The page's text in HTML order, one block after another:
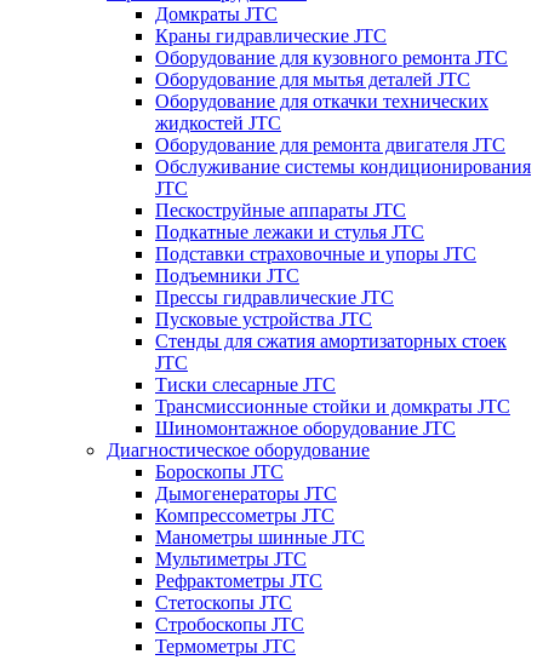
Домкраты JTC
Краны гидравлические JTC
Оборудование для кузовного ремонта JTC
Оборудование для мытья деталей JTC
Оборудование для откачки технических
жидкостей JTC
Оборудование для ремонта двигателя JTC
Обслуживание системы кондиционирования
JTC
Пескоструйные аппараты JTC
Подкатные лежаки и стулья JTC
Подставки страховочные и упоры JTC
Подъемники JTC
Прессы гидравлические JTC
Пусковые устройства JTC
Стенды для сжатия амортизаторных стоек
JTC
Тиски слесарные JTC
Трансмиссионные стойки и домкраты JTC
Шиномонтажное оборудование JTC
Диагностическое оборудование
Бороскопы JTC
Дымогенераторы JTC
Компрессометры JTC
Манометры шинные JTC
Мультиметры JTC
Рефрактометры JTC
Стетоскопы JTC
Стробоскопы JTC
Термометры JTC